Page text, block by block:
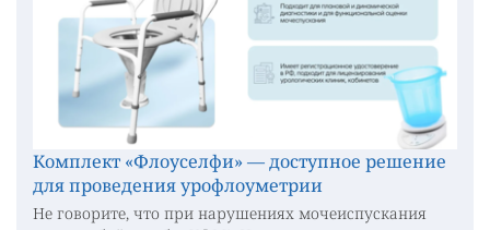
Комплект «Флоуселфи» — доступное решение
для проведения урофлоуметрии
Не говорите, что при нарушениях мочеиспускания